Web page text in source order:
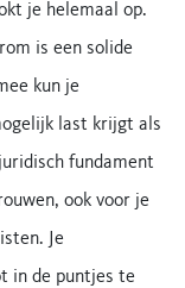
je helemaal op.
is een solide
kun je
last krijgt als
fundament
ook voor je
Je
in de puntjes te